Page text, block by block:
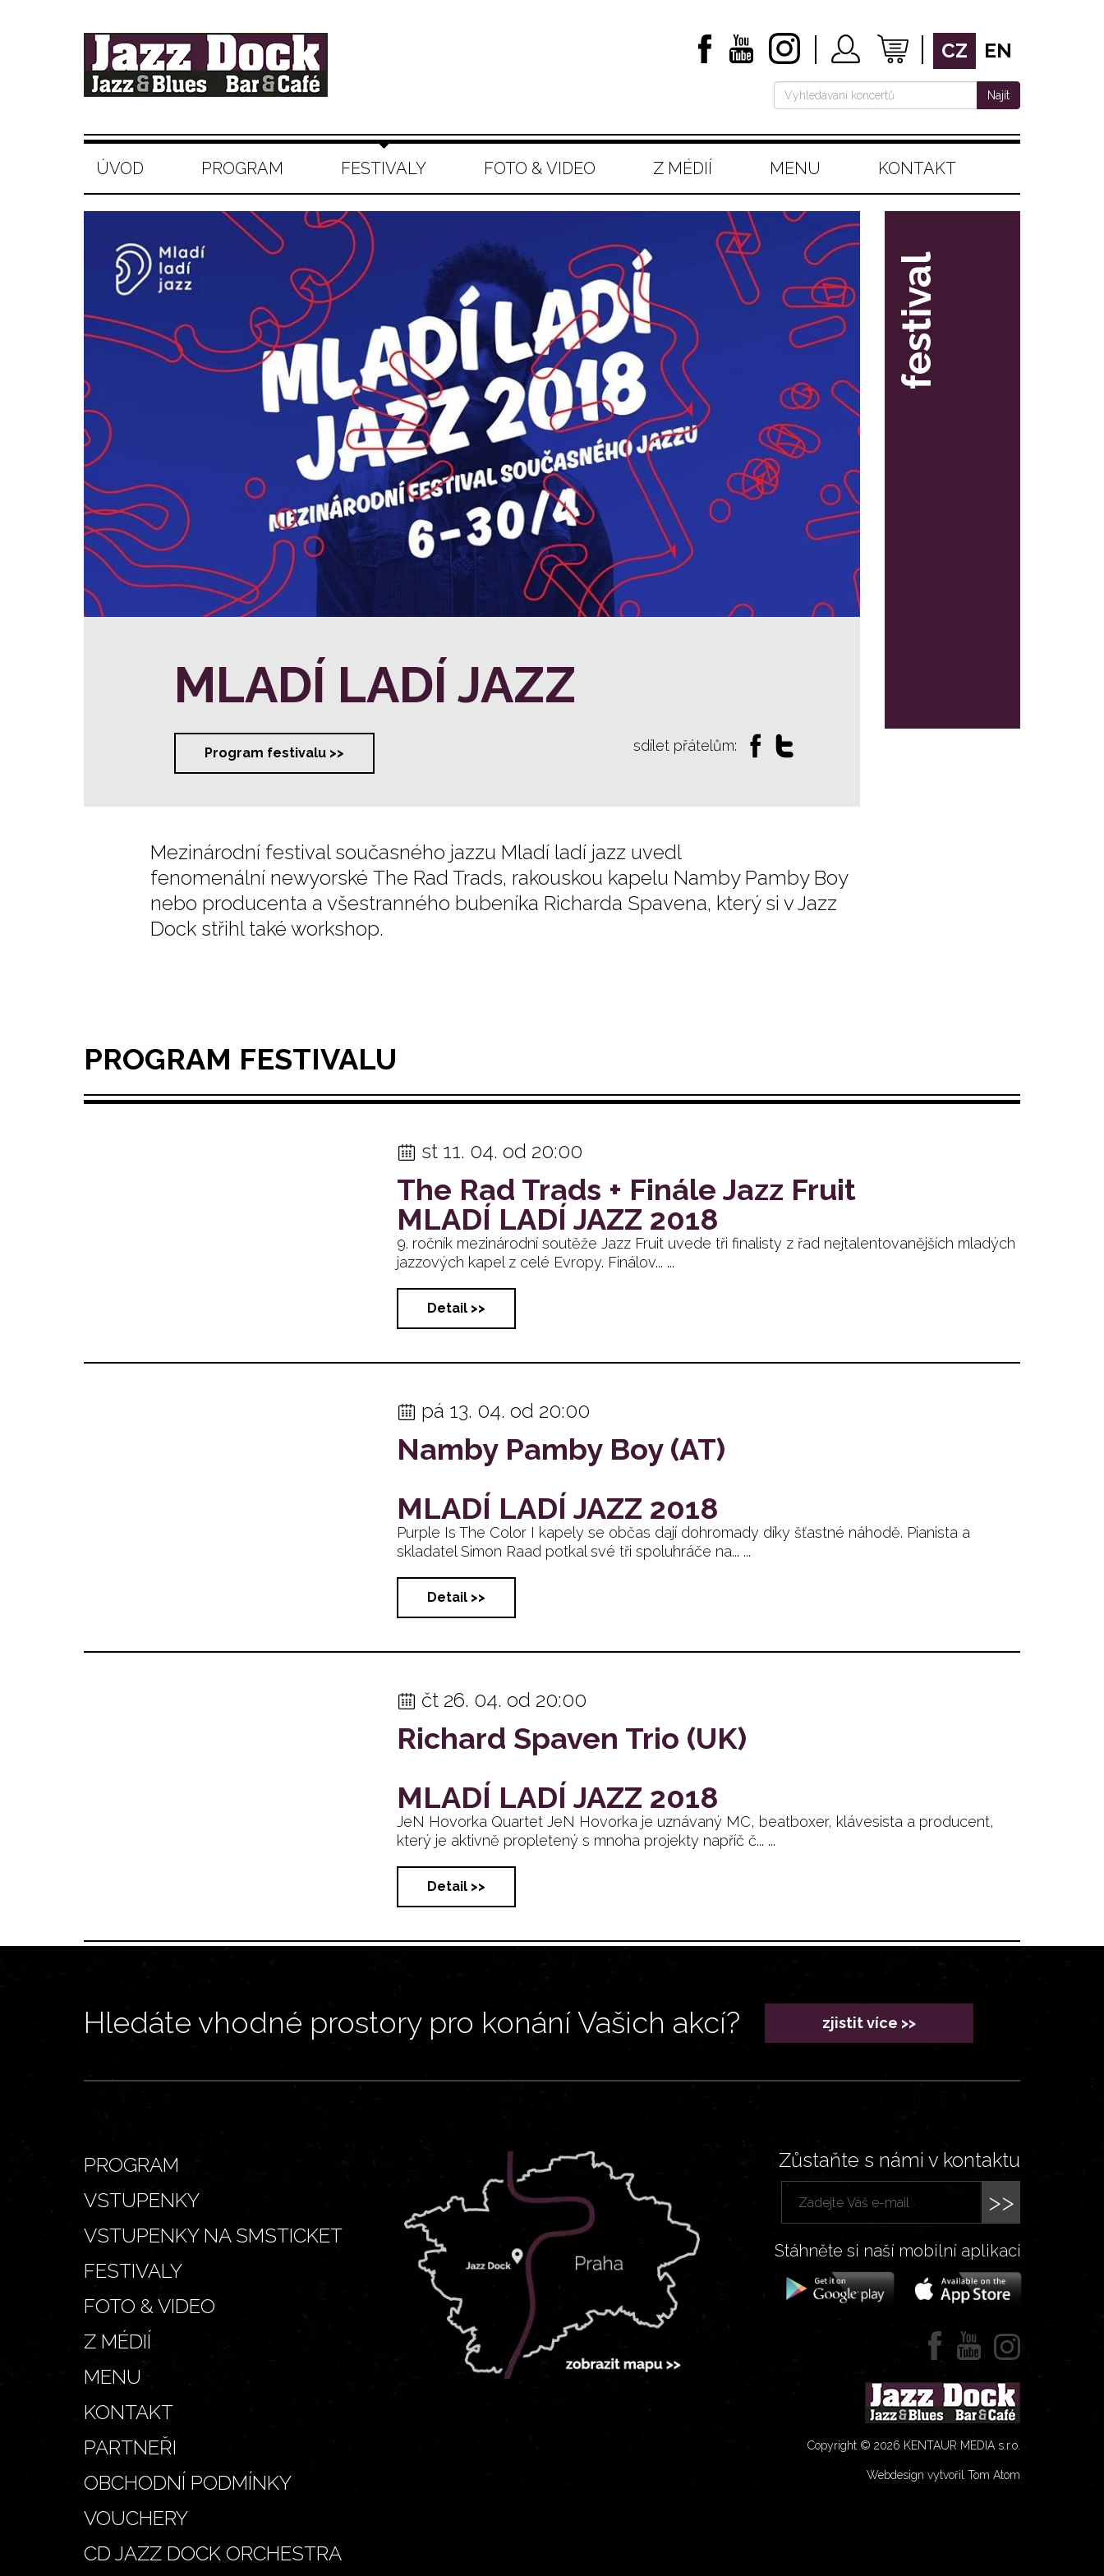
CZ EN
Najít
ÚVOD PROGRAM FESTIVALY FOTO & VIDEO Z MÉDIÍ MENU KONTAKT
MLADÍ LADÍ JAZZ
Program festivalu >> sdílet přátelům:
Mezinárodní festival současného jazzu Mladí ladí jazz uvedl
fenomenální newyorské The Rad Trads, rakouskou kapelu Namby Pamby Boy
nebo producenta a všestranného bubeníka Richarda Spavena, který si v Jazz
Dock střihl také workshop.
festival
PROGRAM FESTIVALU
st 11. 04. od 20:00
The Rad Trads + Finále Jazz Fruit
MLADÍ LADÍ JAZZ 2018
9. ročník mezinárodní soutěže Jazz Fruit uvede tři finalisty z řad nejtalentovanějších mladých
jazzových kapel z celé Evropy. Finálov... ...
Detail >>
pá 13. 04. od 20:00
Namby Pamby Boy (AT)
MLADÍ LADÍ JAZZ 2018
Purple Is The Color I kapely se občas dají dohromady díky šťastné náhodě. Pianista a
skladatel Simon Raad potkal své tři spoluhráče na... ...
Detail >>
čt 26. 04. od 20:00
Richard Spaven Trio (UK)
MLADÍ LADÍ JAZZ 2018
JeN Hovorka Quartet JeN Hovorka je uznávaný MC, beatboxer, klávesista a producent,
který je aktivně propletený s mnoha projekty napříč č... ...
Detail >>
Hledáte vhodné prostory pro konání Vašich akcí? zjistit více >>
PROGRAM
VSTUPENKY
VSTUPENKY NA SMSTICKET
FESTIVALY
FOTO & VIDEO
Z MÉDIÍ
MENU
KONTAKT
PARTNEŘI
OBCHODNÍ PODMÍNKY
VOUCHERY
CD JAZZ DOCK ORCHESTRA
Zůstaňte s námi v kontaktu
>>
Stáhněte si naší mobilní aplikaci
Copyright © 2026 KENTAUR MEDIA s.r.o.
Webdesign vytvořil Tom Atom